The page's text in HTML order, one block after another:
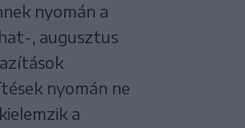
nyomán a
, augusztus
nyomán ne
a